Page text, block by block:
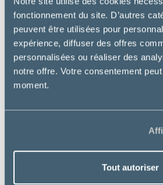
fonctionnement du site. D’autres
peuvent être utilisées pour
expérience, diffuser des offres
personnalisées ou réaliser des
notre offre. Votre consentement
moment.
Tout autoriser
artificiel
Ingrédients santé de haute
nos vétérinaires nutritionnistes
Basée sur des études
publications
Bienfaits essentiels :
Contrôle du poids et de la
Soutien de la peau et du
Contrôle des boules de poils